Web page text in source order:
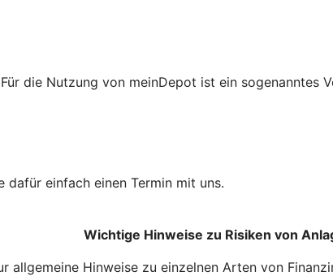
die Nutzung von meinDepot ist ein sogenanntes
dafür einfach einen Termin mit uns.
Wichtige Hinweise zu Risiken von
allgemeine Hinweise zu einzelnen Arten von